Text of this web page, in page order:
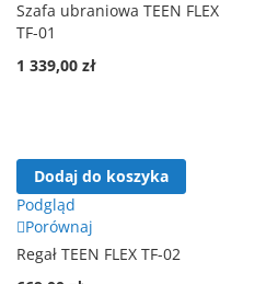
Szafa ubraniowa TEEN FLEX
TF-01
1 339,00 zł
Dodaj do koszyka
Podgląd
Porównaj
Regał TEEN FLEX TF-02